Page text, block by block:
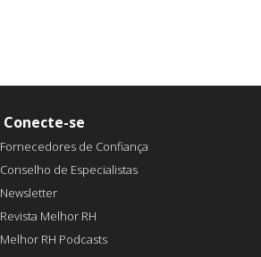
Conecte-se
Fornecedores de Confiança
Conselho de Especialistas
Newsletter
Revista Melhor RH
Melhor RH Podcasts